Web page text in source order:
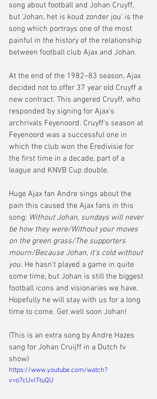
song about football and Johan Cruyff,
but 'Johan, het is koud zonder jou' is the
song which portrays one of the most
painful in the history of the relationship
between football club Ajax and Johan.
At the end of the 1982–83 season, Ajax
decided not to offer 37 year old Cruyff a
new contract. This angered Cruyff, who
responded by signing for Ajax's
archrivals Feyenoord. Cruyff's season at
Feyenoord was a successful one in
which the club won the Eredivisie for
the first time in a decade, part of a
league and KNVB Cup double.
Huge Ajax fan Andre sings about the
pain this caused the Ajax fans in this
song: Without Johan, sundays will never
be how they were/Without your moves
on the green grass/The supporters
mourn/Because Johan, it's cold without
you. He hasn't played a game in quite
some time, but Johan is still the biggest
football icons and visionaries we have.
Hopefully he will stay with us for a long
time to come. Get well soon Johan!
(This is an extra song by Andre Hazes
sang for Johan Cruijff in a Dutch tv
show)
https://www.youtube.com/watch?
v=o7cUvlTtuQU